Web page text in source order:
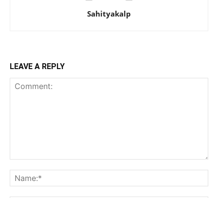
Sahityakalp
LEAVE A REPLY